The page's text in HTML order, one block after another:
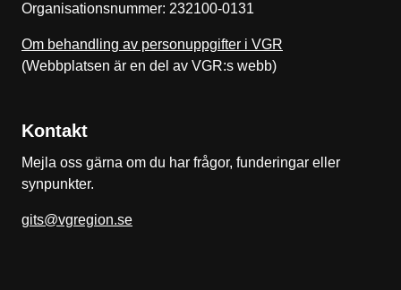
Organisationsnummer: 232100-0131
Om behandling av personuppgifter i VGR
(Webbplatsen är en del av VGR:s webb)
Kontakt
Mejla oss gärna om du har frågor, funderingar eller
synpunkter.
gits@vgregion.se